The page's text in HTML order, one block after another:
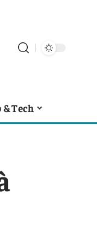
& Tech